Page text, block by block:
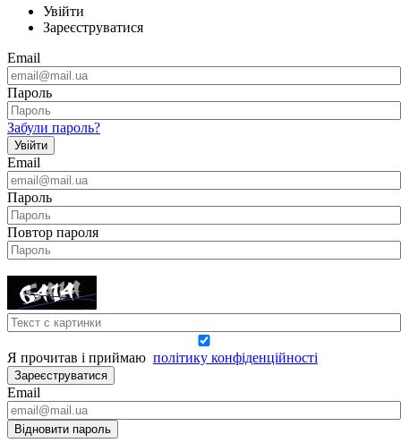
Увійти
Зареєструватися
Email
Пароль
Забули пароль?
Увійти
Email
Пароль
Повтор пароля
Я прочитав і приймаю політику конфіденційності
Зареєструватися
Email
Відновити пароль